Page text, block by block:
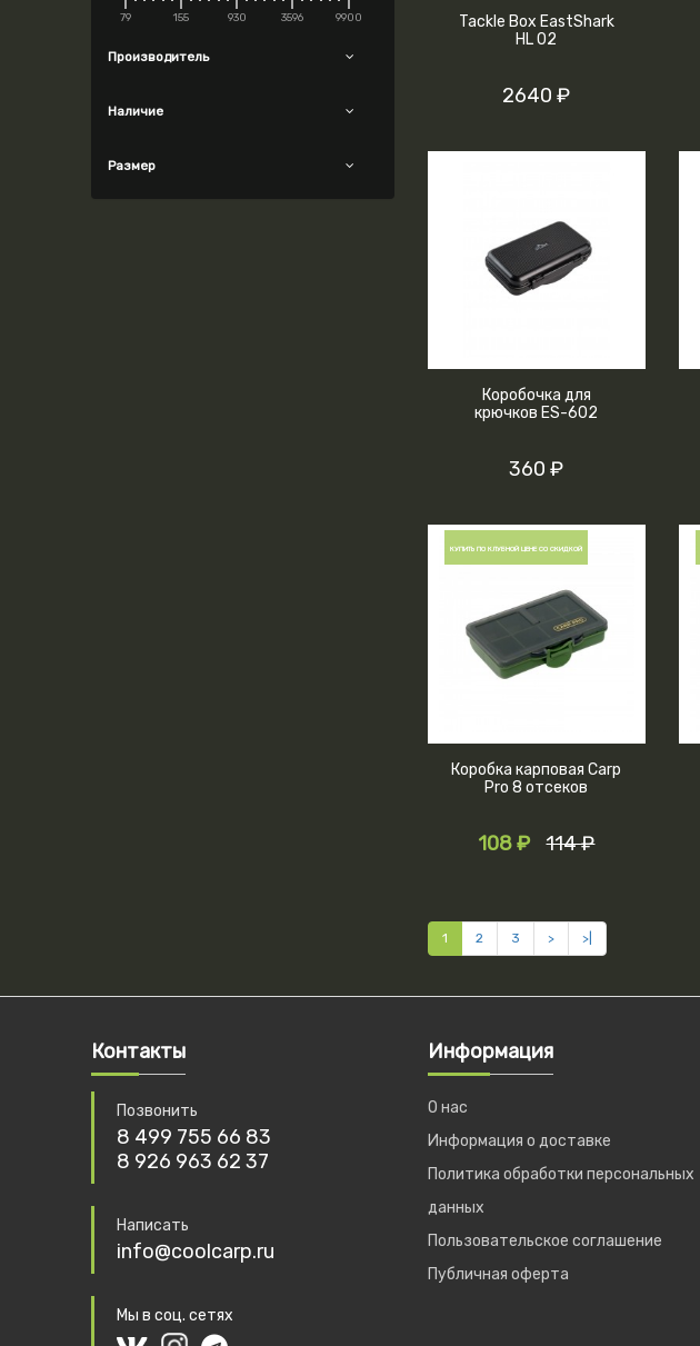
79 155 930 3596 9900
Производитель
Наличие
Размер
Tackle Box EastShark
HL 02
2640 ₽
Коробочка для
крючков ES-602
360 ₽
КУПИТЬ ПО КЛУБНОЙ ЦЕНЕ СО СКИДКОЙ
Коробка карповая Carp
Pro 8 отсеков
108 ₽ 114 ₽
1 2 3 > >|
Контакты
Позвонить
8 499 755 66 83
8 926 963 62 37
Написать
info@coolcarp.ru
Мы в соц. сетях
Информация
О нас
Информация о доставке
Политика обработки персональных
данных
Пользовательское соглашение
Публичная оферта